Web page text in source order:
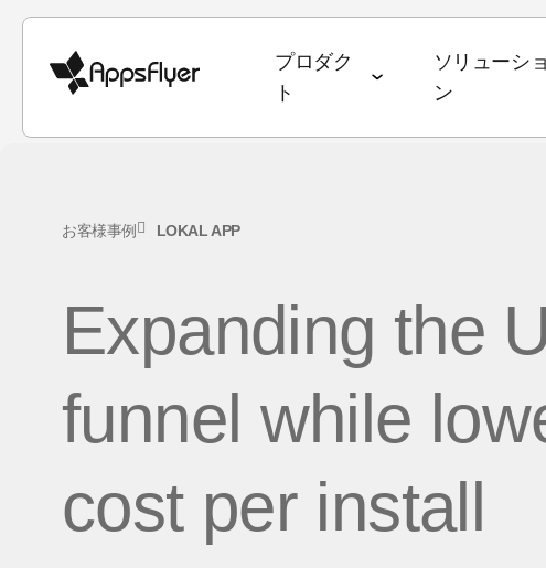
プロダク
ト
Webアトリビューション
CTVアトリビューション
PC・コンソールアトリビュー
ション
クロスプラットフォームアトリ
ビューション
QR to App
テキスト to App
ソーシャル to App
ソリューショ
ン
銀行・金融サービス
eコマース
エンターテインメント
フード・ドリンク & QSR
ヘルス & フィットネス
旅行 & 交通
継続率 & LTV
オムニチャネル・メ
クリエイティブ戦略
メディア販売 & マネ
オムニチャネルマーケティング
ディープリンク
データコラボレーション
マーケティングにおけるAI
State of Gaming
State of
ワールドカップレ
アプリマーケティ
Performance Index
お客様事例 LOKAL APP
Expanding the
funnel while
cost per install